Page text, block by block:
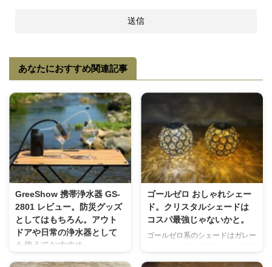
あなたにおすすめ関連記事
GreeShow 携帯浄水器 GS-
2801 レビュー。防災グッズ
としてはもちろん。アウト
ドアや日常の浄水器として
も使えておすすめ。
もちろんこれを使ってオートキャ
ゴールゼロ おしゃれシェー
ド。クリスタルシェードは
コスパ最強じゃないかと。
ゴールゼロ系のシェードはガレー
のお安いものまで。 もう数え切